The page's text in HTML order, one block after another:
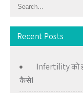
Recent Posts
Infertility को
कैसे!